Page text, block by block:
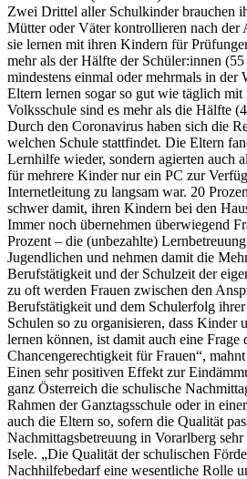
Zwei Drittel aller Schulkinder brauchen
Mütter oder Väter kontrollieren nach der
sie lernen mit ihren Kindern für
mehr als der Hälfte der Schüler:innen
mindestens einmal oder mehrmals in der
Eltern lernen sogar so gut wie täglich
Volksschule sind es mehr als die Hälfte
Durch den Coronavirus haben sich die
welchen Schule stattfindet. Die Eltern
Lernhilfe wieder, sondern agierten auch
für mehrere Kinder nur ein PC zur
Internetleitung zu langsam war. 20
schwer damit, ihren Kindern bei den
Immer noch übernehmen überwiegend
Prozent – die (unbezahlte)
Jugendlichen und nehmen damit die
Berufstätigkeit und der Schulzeit der
zu oft werden Frauen zwischen den
Berufstätigkeit und dem Schulerfolg
Schulen so zu organisieren, dass Kinder
lernen können, ist damit auch eine Frage
Chancengerechtigkeit für Frauen“,
Einen sehr positiven Effekt zur
ganz Österreich die schulische
Rahmen der Ganztagsschule oder in
auch die Eltern so, sofern die Qualität
Nachmittagsbetreuung in Vorarlberg sehr
Isele. „Die Qualität der schulischen
Nachhilfebedarf eine wesentliche Rolle